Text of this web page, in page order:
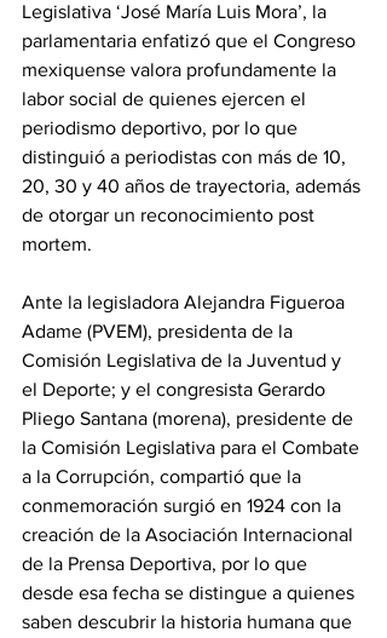
Legislativa ‘José María Luis Mora’, la
parlamentaria enfatizó que el Congreso
mexiquense valora profundamente la
labor social de quienes ejercen el
periodismo deportivo, por lo que
distinguió a periodistas con más de 10,
20, 30 y 40 años de trayectoria, además
de otorgar un reconocimiento post
mortem.
Ante la legisladora Alejandra Figueroa
Adame (PVEM), presidenta de la
Comisión Legislativa de la Juventud y
el Deporte; y el congresista Gerardo
Pliego Santana (morena), presidente de
la Comisión Legislativa para el Combate
a la Corrupción, compartió que la
conmemoración surgió en 1924 con la
creación de la Asociación Internacional
de la Prensa Deportiva, por lo que
desde esa fecha se distingue a quienes
saben descubrir la historia humana que